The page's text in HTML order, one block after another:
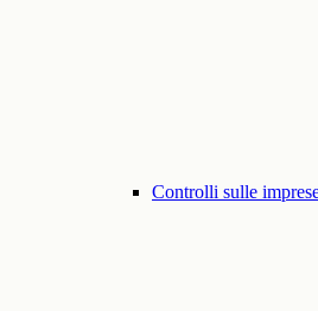
Controlli sulle